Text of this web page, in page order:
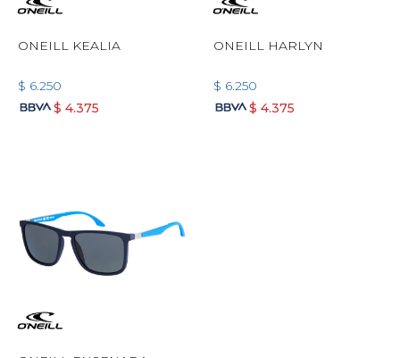
ONEILL KEALIA
$ 6.250
$ 4.375
ONEILL HARLYN
$ 6.250
$ 4.375